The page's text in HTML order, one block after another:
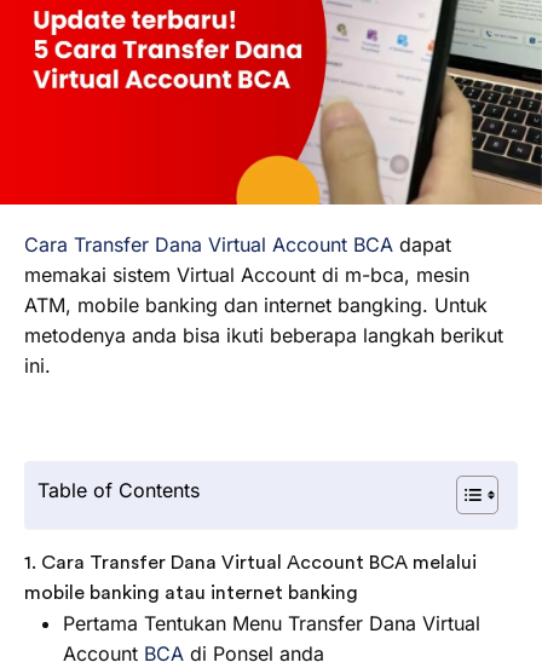
Cara Transfer Dana Virtual Account BCA dapat
memakai sistem Virtual Account di m-bca, mesin
ATM, mobile banking dan internet bangking. Untuk
metodenya anda bisa ikuti beberapa langkah berikut
ini.
Table of Contents
1. Cara Transfer Dana Virtual Account BCA melalui
mobile banking atau internet banking
Pertama Tentukan Menu Transfer Dana Virtual
Account BCA di Ponsel anda